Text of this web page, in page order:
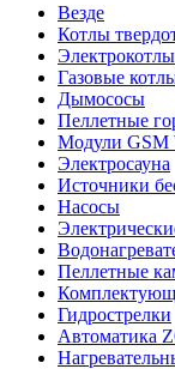
Везде
Котлы
Электрокотлы
Газовые
Дымососы
Пеллетные
Модули GSM
Электросауна
Источники
Насосы
Пеллетные
Гидрострелки
Автоматика